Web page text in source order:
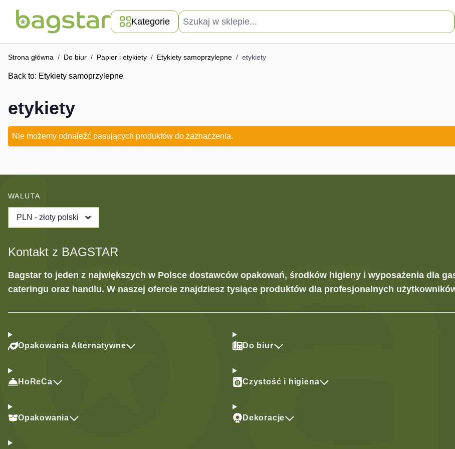
Kategorie
Szukaj w sklepie...
Strona główna / Do biur / Papier i etykiety / Etykiety samoprzylepne / etykiety
Back to: Etykiety samoprzylepne
etykiety
Nie możemy odnaleźć pasujących produktów do zaznaczenia.
WALUTA
PLN - złoty polski
Kontakt z BAGSTAR
Bagstar to jeden z największych w Polsce dostawców opakowań, środków higieny i wyposażenia dla
cateringu oraz handlu. W naszej ofercie znajdziesz tysiące produktów dla profesjonalnych
Opakowania Alternatywne
HoReCa
Opakowania
Do biur
Czystość i higiena
Dekoracje